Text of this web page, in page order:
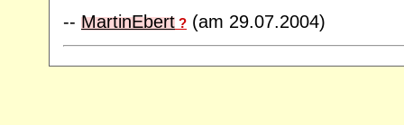
-- MartinEbert ? (am 29.07.2004)